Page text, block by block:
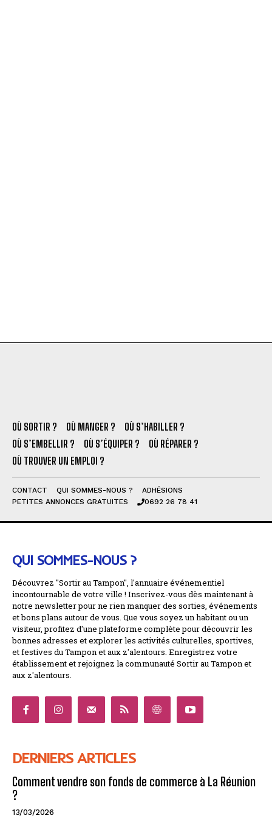
OÙ SORTIR ? OÙ MANGER ?
OÙ S’HABILLER ?
OÙ S’EMBELLIR ?
OÙ S’ÉQUIPER ?
OÙ RÉPARER ?
OÙ TROUVER UN EMPLOI ?
CONTACT QUI SOMMES-NOUS ?
ADHÉSIONS
PETITES ANNONCES GRATUITES
0692 26 78 41
QUI SOMMES-NOUS ?
Découvrez "Sortir au Tampon", l'annuaire événementiel
incontournable de votre ville ! Inscrivez-vous dès maintenant à
notre newsletter pour ne rien manquer des sorties, événements
et bons plans autour de vous. Que vous soyez un habitant ou un
visiteur, profitez d'une plateforme complète pour découvrir les
bonnes adresses et explorer les activités culturelles, sportives,
et festives du Tampon et aux z'alentours. Enregistrez votre
établissement et rejoignez la communauté Sortir au Tampon et
aux z'alentours.
DERNIERS ARTICLES
Comment vendre son fonds de commerce à La Réunion
?
13/03/2026